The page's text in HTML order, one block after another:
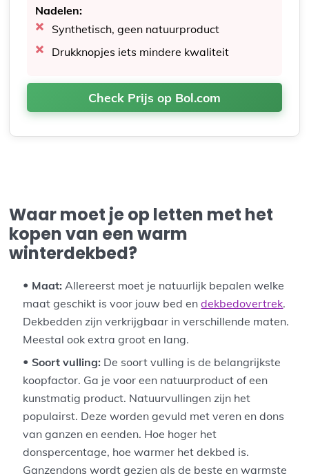
Nadelen:
Synthetisch, geen natuurproduct
Drukknopjes iets mindere kwaliteit
Check Prijs op Bol.com
Waar moet je op letten met het
kopen van een warm
winterdekbed?
Maat: Allereerst moet je natuurlijk bepalen welke
maat geschikt is voor jouw bed endekbedovertrek.
Dekbedden zijn verkrijgbaar in verschillende maten.
Meestal ook extra groot en lang.
Soort vulling: De soort vulling is de belangrijkste
koopfactor. Ga je voor een natuurproduct of een
kunstmatig product. Natuurvullingen zijn het
populairst. Deze worden gevuld met veren en dons
van ganzen en eenden. Hoe hoger het
donspercentage, hoe warmer het dekbed is.
Ganzendons wordt gezien als de beste en warmste